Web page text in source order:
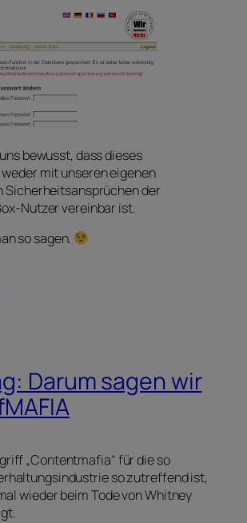
bewusst, dass dieses
mit unseren eigenen
Sicherheitsansprüchen der
Nutzer vereinbar ist.
so sagen.
Darum sagen wir
„Contentmafia“ für die so
so zutreffend ist,
wieder beim Tode von Whitney